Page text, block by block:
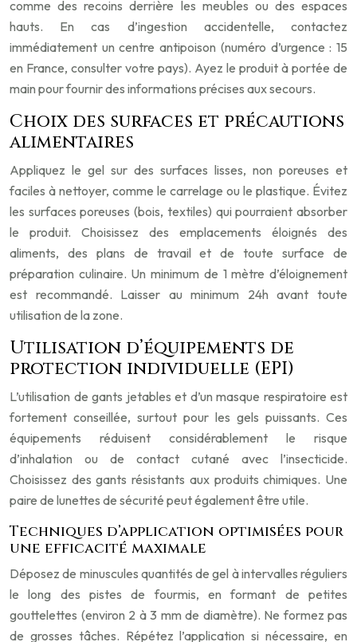
comme des recoins derrière les meubles ou des espaces
hauts. En cas d’ingestion accidentelle, contactez
immédiatement un centre antipoison (numéro d’urgence : 15
en France, consulter votre pays). Ayez le produit à portée de
main pour fournir des informations précises aux secours.
Choix des surfaces et précautions
alimentaires
Appliquez le gel sur des surfaces lisses, non poreuses et
faciles à nettoyer, comme le carrelage ou le plastique. Évitez
les surfaces poreuses (bois, textiles) qui pourraient absorber
le produit. Choisissez des emplacements éloignés des
aliments, des plans de travail et de toute surface de
préparation culinaire. Un minimum de 1 mètre d’éloignement
est recommandé. Laisser au minimum 24h avant toute
utilisation de la zone.
Utilisation d’équipements de
protection individuelle (EPI)
L’utilisation de gants jetables et d’un masque respiratoire est
fortement conseillée, surtout pour les gels puissants. Ces
équipements réduisent considérablement le risque
d’inhalation ou de contact cutané avec l’insecticide.
Choisissez des gants résistants aux produits chimiques. Une
paire de lunettes de sécurité peut également être utile.
Techniques d’application optimisées pour
une efficacité maximale
Déposez de minuscules quantités de gel à intervalles réguliers
le long des pistes de fourmis, en formant de petites
gouttelettes (environ 2 à 3 mm de diamètre). Ne formez pas
de grosses tâches. Répétez l’application si nécessaire, en